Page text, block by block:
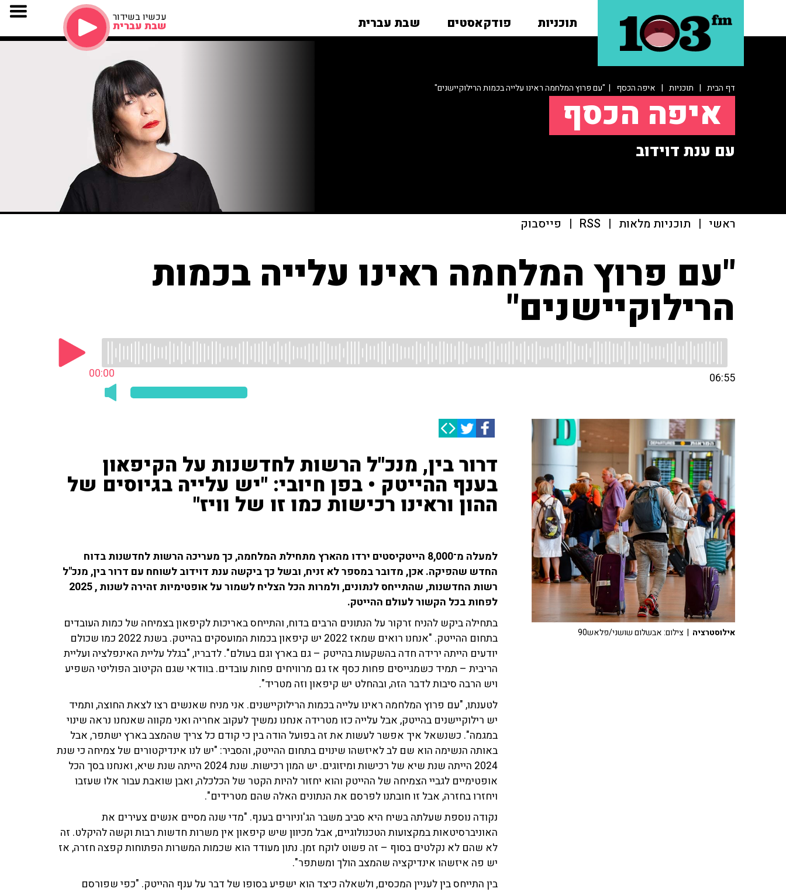
תוכניות פודקאסטים שבת עברית עכשיו בשידור
שבת עברית
דף הבית | תוכניות | איפה הכסף | "עם פרוץ המלחמה ראינו עלייה בכמות הרילוקיישנים"
איפה הכסף
עם ענת דוידוב
ראשי | תוכניות מלאות |
RSS
| פייסבוק
"עם פרוץ המלחמה ראינו עלייה בכמות
הרילוקיישנים"
00:00 06:55
דרור בין, מנכ"ל הרשות לחדשנות על הקיפאון
בענף ההייטק • בפן חיובי: "יש עלייה בגיוסים של
ההון וראינו רכישות כמו זו של וויז"
למעלה מ־8,000 הייטקיסטים ירדו מהארץ מתחילת המלחמה, כך מעריכה הרשות לחדשנות בדוח
החדש שהפיקה. אכן, מדובר במספר לא זניח, ובשל כך ביקשה ענת דוידוב לשוחח עם דרור בין, מנכ"ל
רשות החדשנות, שהתייחס לנתונים, ולמרות הכל הצליח לשמור על אופטימיות זהירה לשנות , 2025
לפחות בכל הקשור לעולם ההייטק.
בתחילה ביקש להניח זרקור על הנתונים הרבים בדוח, והתייחס באריכות לקיפאון בצמיחה של כמות העובדים
בתחום ההייטק. "אנחנו רואים שמאז 2022 יש קיפאון בכמות המועסקים בהייטק. בשנת 2022 כמו שכולם
יודעים הייתה ירידה חדה בהשקעות בהייטק – גם בארץ וגם בעולם". לדבריו, "בגלל עליית האינפלציה ועליית
הריבית – תמיד כשמגייסים פחות כסף אז גם מרוויחים פחות עובדים. בוודאי שגם הקיטוב הפוליטי השפיע
ויש הרבה סיבות לדבר הזה, ובהחלט יש קיפאון וזה מטריד".
לטענתו, "עם פרוץ המלחמה ראינו עלייה בכמות הרילוקיישנים. אני מניח שאנשים רצו לצאת החוצה, ותמיד
יש רילוקיישנים בהייטק, אבל עלייה כזו מטרידה אנחנו נמשיך לעקוב אחריה ואני מקווה שאנחנו נראה שינוי
במגמה". כשנשאל איך אפשר לעשות את זה בפועל הודה בין כי קודם כל צריך שהמצב בארץ ישתפר, אבל
באותה הנשימה הוא שם לב לאיזשהו שינוים בתחום ההייטק, והסביר: "יש לנו אינדיקטורים של צמיחה כי שנת
2024 הייתה שנת שיא של רכישות ומיזוגים. יש המון רכישות. שנת 2024 הייתה שנת שיא, ואנחנו בסך הכל
אופטימיים לגביי הצמיחה של ההייטק והוא יחזור להיות הקטר של הכלכלה, ואבן שואבת עבור אלו שעזבו
ויחזרו בחזרה, אבל זו חובתנו לפרסם את הנתונים האלה שהם מטרידים".
נקודה נוספת שעלתה בשיח היא סביב משבר הג'וניורים בענף. "מדי שנה מסיים אנשים צעירים את
האוניברסיטאות במקצועות הטכנולוגיים, אבל מכיוון שיש קיפאון אין משרות חדשות רבות וקשה להיקלט. זה
לא שהם לא נקלטים בסוף – זה פשוט לוקח זמן. נתון מעודד הוא שכמות המשרות הפתוחות קפצה חזרה, אז
יש פה איזשהו אינדיקציה שהמצב הולך ומשתפר".
בין התייחס בין לעניין המכסים, ולשאלה כיצד הוא ישפיע בסופו של דבר על ענף ההייטק. "כפי שפורסם
אילוסטרציה | צילום: אבשלום שושני/פלאש90